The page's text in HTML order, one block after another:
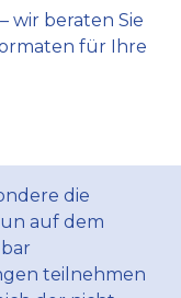
wir beraten Sie
für Ihre
die
auf dem
teilnehmen